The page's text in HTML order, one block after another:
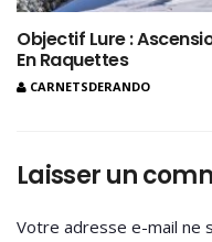
Objectif Lure :
En Raquettes
CARNETSDERANDO
Laisser un
Votre adresse e-mail ne